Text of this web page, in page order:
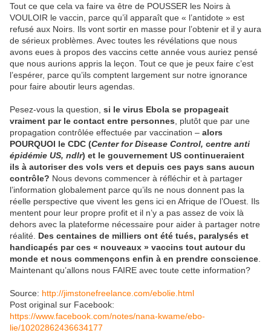
Tout ce que cela va faire va être de POUSSER les Noirs à
VOULOIR le vaccin, parce qu’il apparaît que « l’antidote » est
refusé aux Noirs. Ils vont sortir en masse pour l’obtenir et il y aura
de sérieux problèmes. Avec toutes les révélations que nous
avons eues à propos des vaccins cette année vous auriez pensé
que nous aurions appris la leçon. Tout ce que je peux faire c’est
l’espérer, parce qu’ils comptent largement sur notre ignorance
pour faire aboutir leurs agendas.
Pesez-vous la question, si le virus Ebola se propageait
vraiment par le contact entre personnes , plutôt que par une
propagation contrôlée effectuée par vaccination – alors
POURQUOI le CDC (Center for Disease Control, centre anti
épidémie US, ndlr) et le gouvernement US continueraient
ils à autoriser des vols vers et depuis ces pays sans aucun
contrôle? Nous devons commencer à réfléchir et à partager
l’information globalement parce qu’ils ne nous donnent pas la
réelle perspective que vivent les gens ici en Afrique de l’Ouest. Ils
mentent pour leur propre profit et il n’y a pas assez de voix là
dehors avec la plateforme nécessaire pour aider à partager notre
réalité. Des centaines de milliers ont été tués, paralysés et
handicapés par ces « nouveaux » vaccins tout autour du
monde et nous commençons enfin à en prendre conscience
Maintenant qu’allons nous FAIRE avec toute cette information?
Source: http://jimstonefreelance.com/ebolie.html
Post original sur Facebook:
https://www.facebook.com/notes/nana-kwame/ebo-
lie/10202862436634177